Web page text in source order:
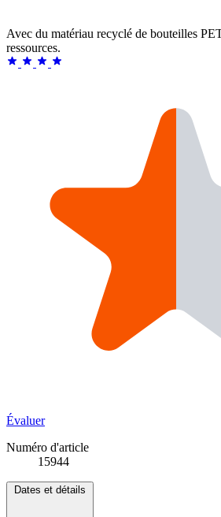
Avec du matériau recyclé de bouteilles
ressources.
Évaluer
Numéro d'article
15944
Dates et détails